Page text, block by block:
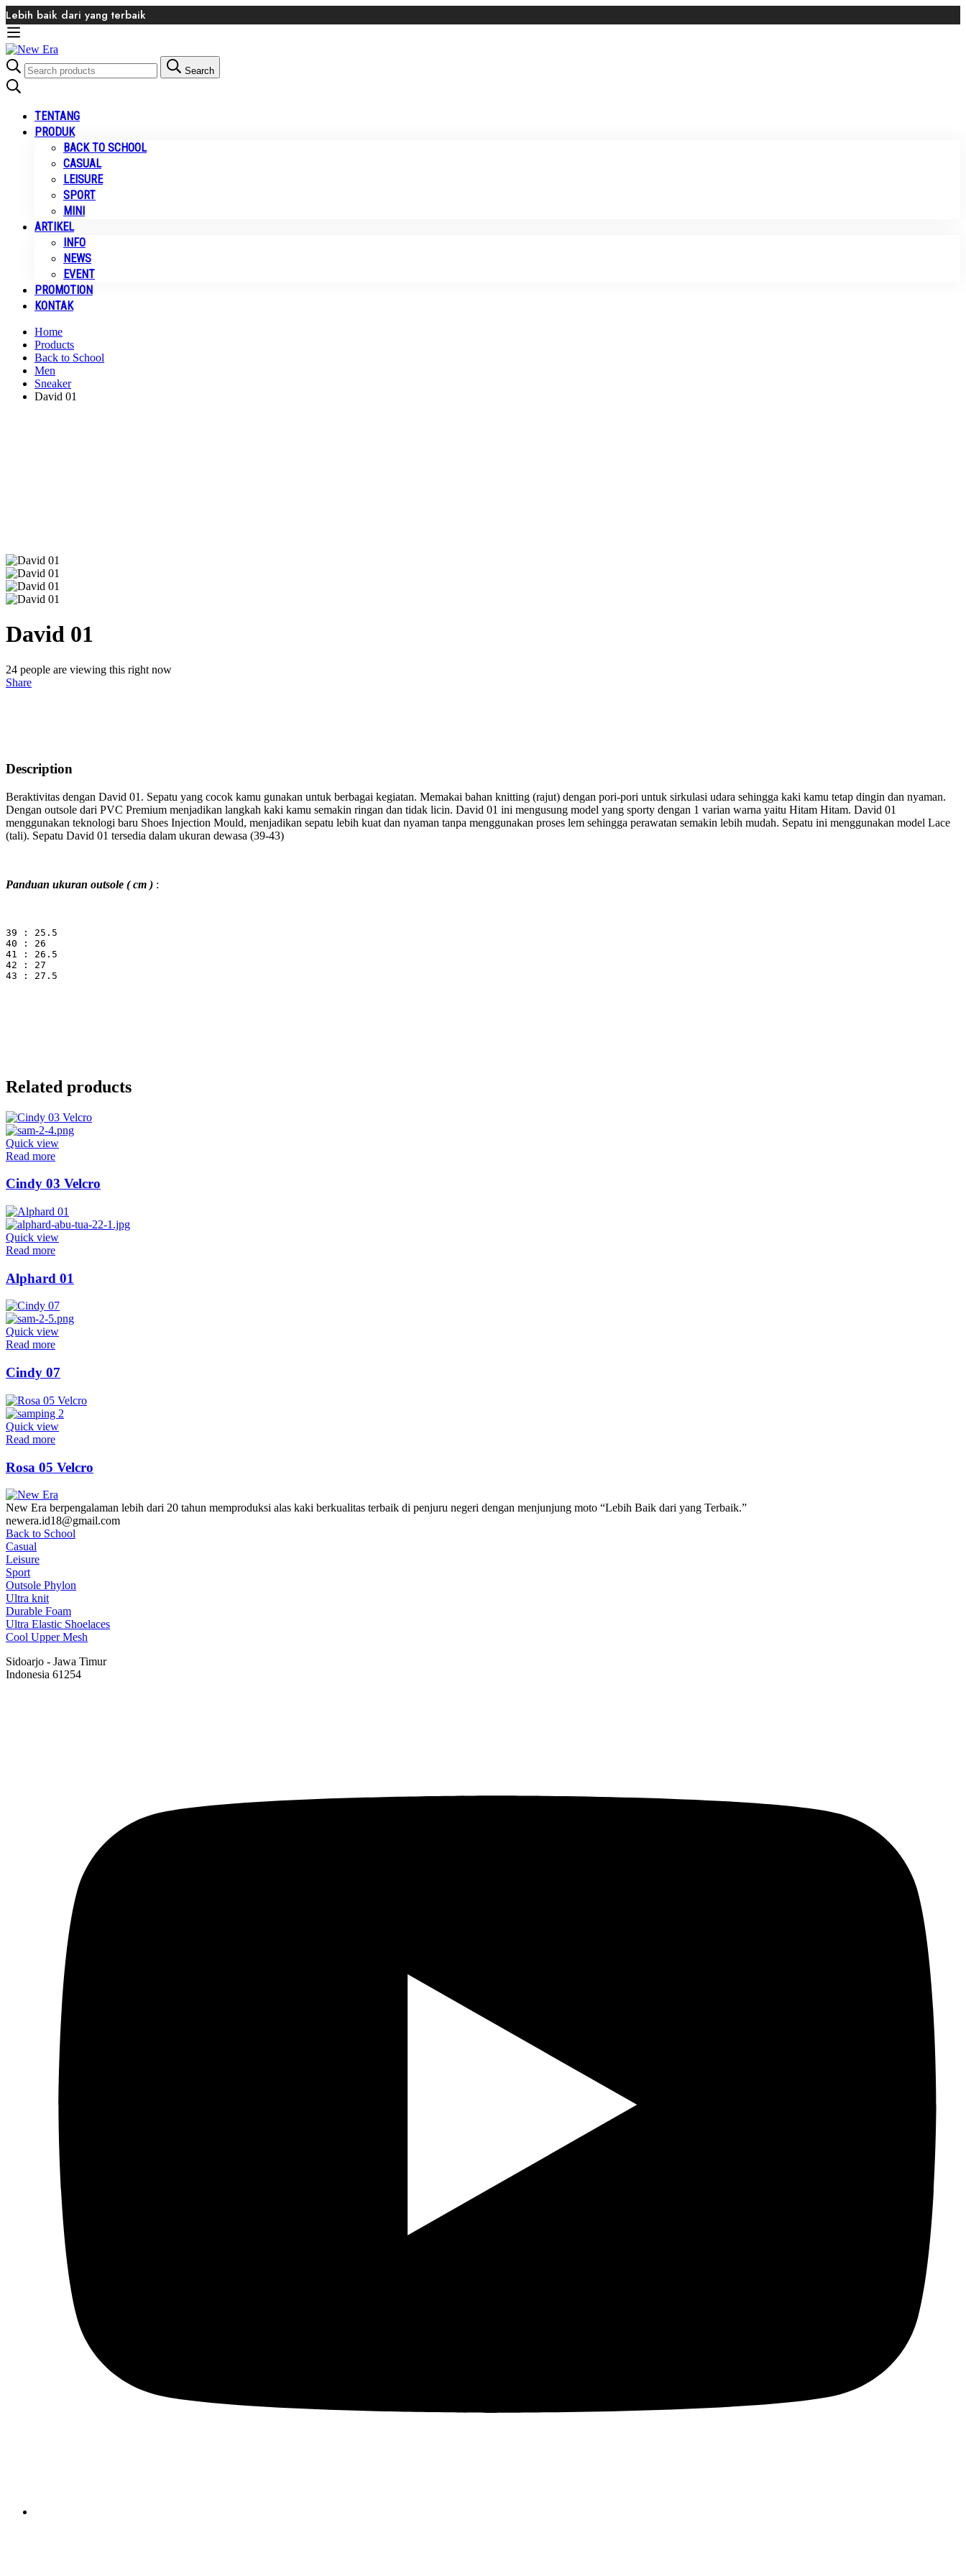
Lebih baik dari yang terbaik
Search
for:
Search
TENTANG
PRODUK
BACK TO SCHOOL
CASUAL
LEISURE
SPORT
MINI
ARTIKEL
INFO
NEWS
EVENT
PROMOTION
KONTAK
Home
Products
Back to School
Men
Sneaker
David 01
David 01
24 people are viewing this right now
Share
Description
Beraktivitas dengan David 01. Sepatu yang cocok kamu gunakan untuk berbagai kegiatan. Memakai bahan knitting (rajut) dengan pori-pori untuk sirkulasi udara sehingga kaki kamu tetap dingin dan nyaman.
Dengan outsole dari PVC Premium menjadikan langkah kaki kamu semakin ringan dan tidak licin. David 01 ini mengusung model yang sporty dengan 1 varian warna yaitu Hitam Hitam. David 01
menggunakan teknologi baru Shoes Injection Mould, menjadikan sepatu lebih kuat dan nyaman tanpa menggunakan proses lem sehingga perawatan semakin lebih mudah. Sepatu ini menggunakan model Lace
(tali). Sepatu David 01 tersedia dalam ukuran dewasa (39-43)
Panduan ukuran outsole ( cm ) :
39 : 25.5
40 : 26
41 : 26.5
42 : 27
43 : 27.5
Related products
Quick view
Read more
Cindy 03 Velcro
Quick view
Read more
Alphard 01
Quick view
Read more
Cindy 07
Quick view
Read more
Rosa 05 Velcro
New Era berpengalaman lebih dari 20 tahun memproduksi alas kaki berkualitas terbaik di penjuru negeri dengan menjunjung moto “Lebih Baik dari yang Terbaik.”
newera.id18@gmail.com
Back to School
Casual
Leisure
Sport
Outsole Phylon
Ultra knit
Durable Foam
Ultra Elastic Shoelaces
Cool Upper Mesh
Sidoarjo - Jawa Timur
Indonesia 61254